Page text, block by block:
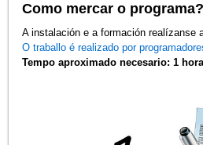
Como mercar o programa?
A instalación e a formación realízanse
O traballo é realizado por
Tempo aproximado necesario: 1